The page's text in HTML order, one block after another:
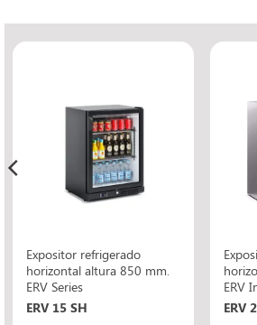
Expositor refrigerado
horizontal altura 850 mm.
ERV Series
ERV 15 SH
ERV
ERV